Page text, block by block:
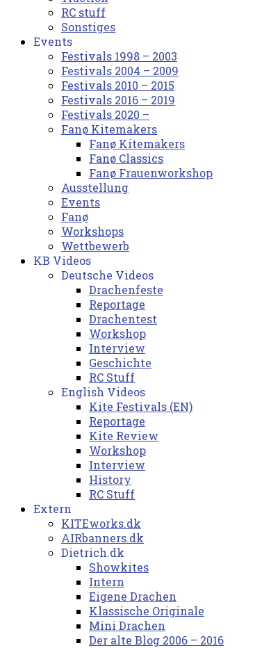
RC stuff
Sonstiges
Events
Festivals 1998 – 2003
Festivals 2004 – 2009
Festivals 2010 – 2015
Festivals 2016 – 2019
Festivals 2020 –
Fanø Kitemakers
Fanø Kitemakers
Fanø Classics
Fanø Frauenworkshop
Ausstellung
Events
Fanø
Workshops
Wettbewerb
KB Videos
Deutsche Videos
Drachenfeste
Reportage
Drachentest
Workshop
Interview
Geschichte
RC Stuff
English Videos
Kite Festivals (EN)
Reportage
Kite Review
Workshop
Interview
History
RC Stuff
Extern
KITEworks.dk
AIRbanners.dk
Dietrich.dk
Showkites
Intern
Eigene Drachen
Klassische Originale
Mini Drachen
Der alte Blog 2006 – 2016